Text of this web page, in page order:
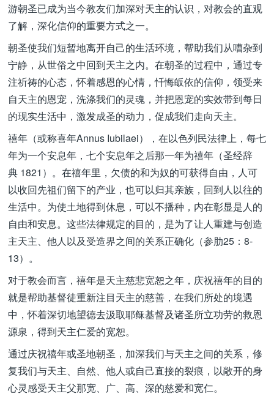
游朝圣已成为当今教友们加深对天主的认识，对教会的直观
了解，深化信仰的重要方式之一。
朝圣使我们短暂地离开自己的生活环境，帮助我们从嘈杂到
宁静，从世俗之中回到天主之内。在朝圣的过程中，通过专
注祈祷的心态，怀着感恩的心情，忏悔皈依的信仰，领受来
自天主的恩宠，洗涤我们的灵魂，并把恩宠的实效带到每日
的现实生活中，激发成圣的动力，促成我们走向天主。
禧年（或称喜年Annus Iubilaei），在以色列民法律上，每七
年为一个安息年，七个安息年之后那一年为禧年（圣经辞
典 1821）。在禧年里，欠债的和为奴的可获得自由，人可
以收回先祖们留下的产业，也可以归其亲族，回到人以往的
生活中。为使土地得到休息，可以不播种，内在彰显是人的
自由和安息。这些法律规定的目的，是为了让人重建与创造
主天主、他人以及受造界之间的关系正确化（参肋25：8-
13）。
对于教会而言，禧年是天主慈悲宽恕之年，庆祝禧年的目的
就是帮助基督徒重新注目天主的慈善，在我们所处的境遇
中，怀着深切地望德去汲取耶稣基督及诸圣所立功劳的救恩
源泉，得到天主仁爱的宽恕。
通过庆祝禧年或圣地朝圣，加深我们与天主之间的关系，修
复我们与天主、自然、他人或自己直接的裂痕，以敞开的身
心灵感受天主父那宽、广、高、深的慈爱和宽仁。